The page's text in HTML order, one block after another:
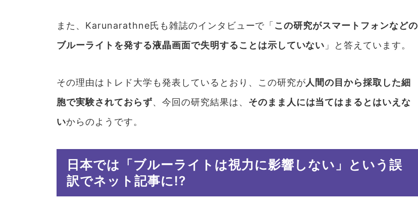
また、Karunarathne氏も雑誌のインタビューで「 この研究がスマートフォンなどの
ブルーライトを発する液晶画面で失明することは示していない 」と答えています。
その理由はトレド大学も発表しているとおり、この研究が人間の目から採取した細
胞で実験されておらず、今回の研究結果は、 そのまま人には当てはまるとはいえな
いからのようです。
日本では「ブルーライトは視力に影響しない」という誤
訳でネット記事に!?